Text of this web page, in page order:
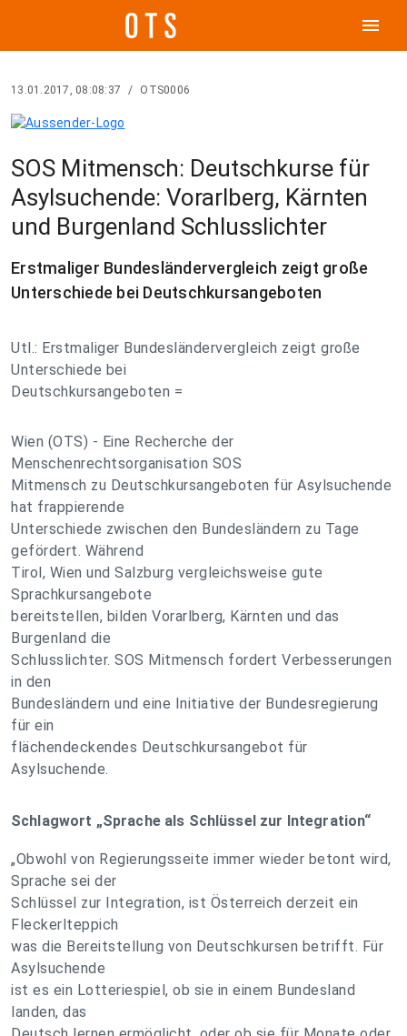
menu
13.01.2017, 08:08:37 / OTS0006
SOS Mitmensch: Deutschkurse für
Asylsuchende: Vorarlberg, Kärnten
und Burgenland Schlusslichter
Erstmaliger Bundesländervergleich zeigt große
Unterschiede bei Deutschkursangeboten
Utl.: Erstmaliger Bundesländervergleich zeigt große
Unterschiede bei
Deutschkursangeboten =
Wien (OTS) - Eine Recherche der
Menschenrechtsorganisation SOS
Mitmensch zu Deutschkursangeboten für Asylsuchende
hat frappierende
Unterschiede zwischen den Bundesländern zu Tage
gefördert. Während
Tirol, Wien und Salzburg vergleichsweise gute
Sprachkursangebote
bereitstellen, bilden Vorarlberg, Kärnten und das
Burgenland die
Schlusslichter. SOS Mitmensch fordert Verbesserungen
in den
Bundesländern und eine Initiative der Bundesregierung
für ein
flächendeckendes Deutschkursangebot für
Asylsuchende.
Schlagwort „Sprache als Schlüssel zur Integration“
„Obwohl von Regierungsseite immer wieder betont wird,
Sprache sei der
Schlüssel zur Integration, ist Österreich derzeit ein
Fleckerlteppich
was die Bereitstellung von Deutschkursen betrifft. Für
Asylsuchende
ist es ein Lotteriespiel, ob sie in einem Bundesland
landen, das